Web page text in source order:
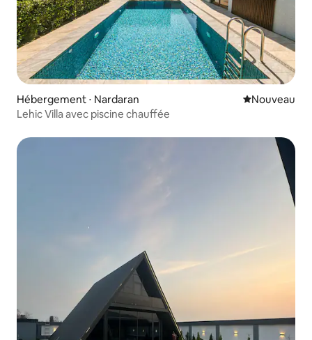
Hébergement ⋅ Nardaran Nouvel
Nouveau
Lehic Villa avec piscine chauffée